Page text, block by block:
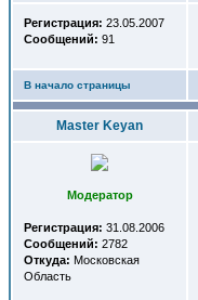
Регистрация: 23.05.2007
Сообщений: 91
В начало страницы
Master Keyan
Модератор
Регистрация: 31.08.2006
Сообщений: 2782
Откуда: Московская
Область